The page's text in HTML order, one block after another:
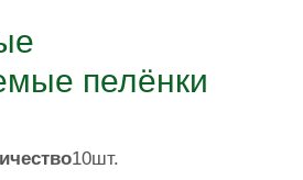
пелёнки
10шт.